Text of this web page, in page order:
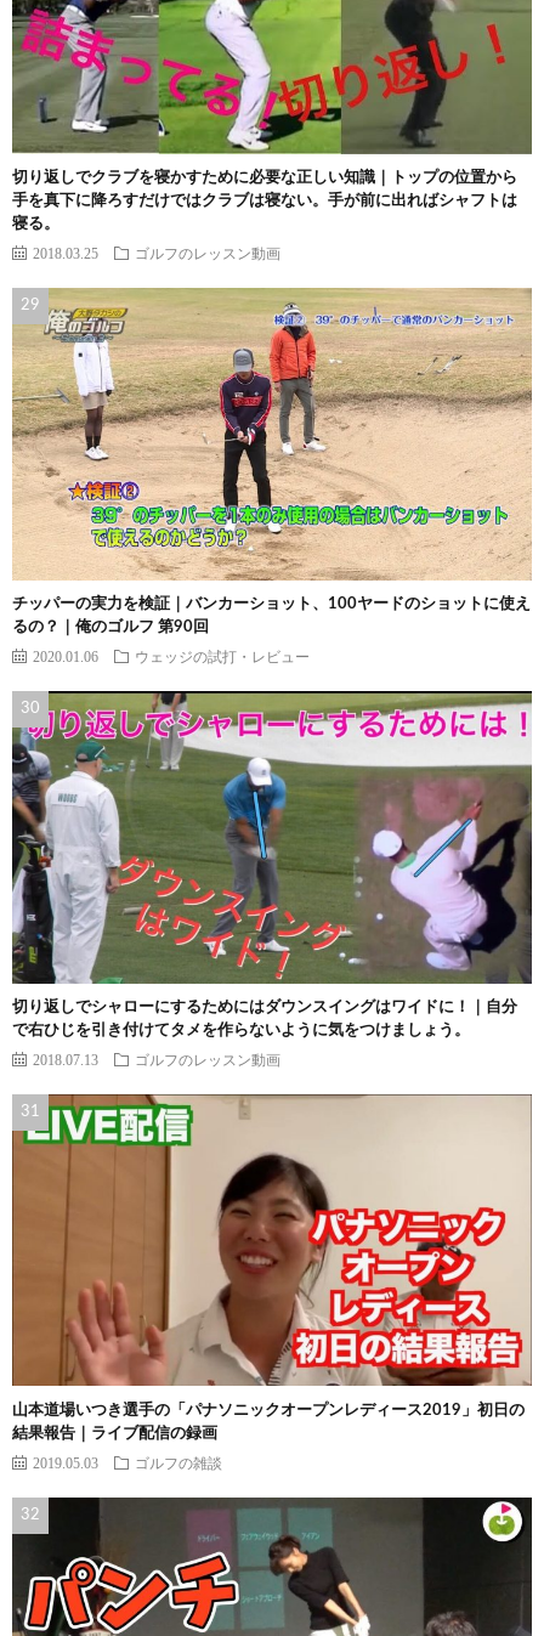
切り返しでクラブを寝かすために必要な正しい知識｜トップの位置から
手を真下に降ろすだけではクラブは寝ない。手が前に出ればシャフトは
寝る。
2018.03.25 ゴルフのレッスン動画
チッパーの実力を検証｜バンカーショット、100ヤードのショットに使え
るの？｜俺のゴルフ 第90回
2020.01.06 ウェッジの試打・レビュー
切り返しでシャローにするためにはダウンスイングはワイドに！｜自分
で右ひじを引き付けてタメを作らないように気をつけましょう。
2018.07.13 ゴルフのレッスン動画
山本道場いつき選手の「パナソニックオープンレディース2019」初日の
結果報告｜ライブ配信の録画
2019.05.03 ゴルフの雑談